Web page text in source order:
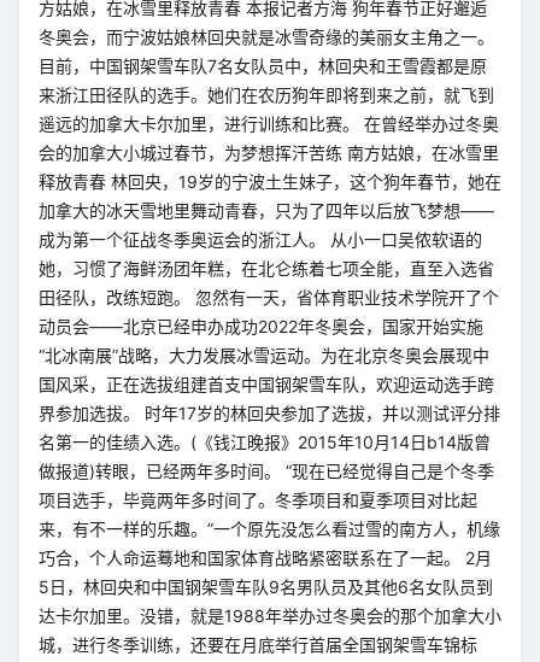
方姑娘，在冰雪里释放青春 本报记者方海 狗年春节正好邂逅
冬奥会，而宁波姑娘林回央就是冰雪奇缘的美丽女主角之一。
目前，中国钢架雪车队7名女队员中，林回央和王雪霞都是原
来浙江田径队的选手。她们在农历狗年即将到来之前，就飞到
遥远的加拿大卡尔加里，进行训练和比赛。 在曾经举办过冬奥
会的加拿大小城过春节，为梦想挥汗苦练 南方姑娘，在冰雪里
释放青春 林回央，19岁的宁波土生妹子，这个狗年春节，她在
加拿大的冰天雪地里舞动青春，只为了四年以后放飞梦想——
成为第一个征战冬季奥运会的浙江人。 从小一口吴侬软语的
她，习惯了海鲜汤团年糕，在北仑练着七项全能，直至入选省
田径队，改练短跑。 忽然有一天，省体育职业技术学院开了个
动员会——北京已经申办成功2022年冬奥会，国家开始实施
“北冰南展”战略，大力发展冰雪运动。为在北京冬奥会展现中
国风采，正在选拔组建首支中国钢架雪车队，欢迎运动选手跨
界参加选拔。 时年17岁的林回央参加了选拔，并以测试评分排
名第一的佳绩入选。(《钱江晚报》2015年10月14日b14版曾
做报道)转眼，已经两年多时间。 “现在已经觉得自己是个冬季
项目选手，毕竟两年多时间了。冬季项目和夏季项目对比起
来，有不一样的乐趣。”一个原先没怎么看过雪的南方人，机缘
巧合，个人命运蓦地和国家体育战略紧密联系在了一起。 2月
5日，林回央和中国钢架雪车队9名男队员及其他6名女队员到
达卡尔加里。没错，就是1988年举办过冬奥会的那个加拿大小
城，进行冬季训练，还要在月底举行首届全国钢架雪车锦标